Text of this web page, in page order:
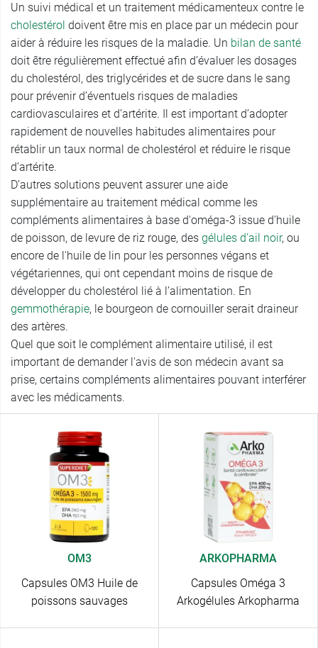
Un suivi médical et un traitement médicamenteux contre le
cholestérol doivent être mis en place par un médecin pour
aider à réduire les risques de la maladie. Un bilan de santé
doit être régulièrement effectué afin d’évaluer les dosages
du cholestérol, des triglycérides et de sucre dans le sang
pour prévenir d’éventuels risques de maladies
cardiovasculaires et d’artérite. Il est important d’adopter
rapidement de nouvelles habitudes alimentaires pour
rétablir un taux normal de cholestérol et réduire le risque
d’artérite.
D’autres solutions peuvent assurer une aide
supplémentaire au traitement médical comme les
compléments alimentaires à base d'oméga-3 issue d'huile
de poisson, de levure de riz rouge, des gélules d'ail noir, ou
encore de l'huile de lin pour les personnes végans et
végétariennes, qui ont cependant moins de risque de
développer du cholestérol lié à l’alimentation. En
gemmothérapie, le bourgeon de cornouiller serait draineur
des artères.
Quel que soit le complément alimentaire utilisé, il est
important de demander l'avis de son médecin avant sa
prise, certains compléments alimentaires pouvant interférer
avec les médicaments.
OM3
Capsules OM3 Huile de
poissons sauvages
ARKOPHARMA
Capsules Oméga 3
Arkogélules Arkopharma